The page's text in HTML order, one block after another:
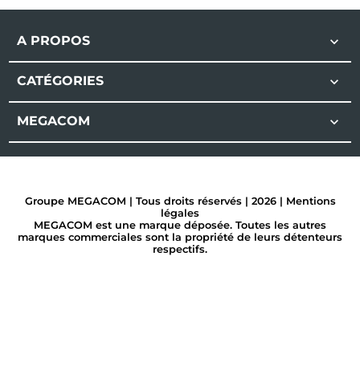
A PROPOS 
CATÉGORIES 
MEGACOM 
Groupe MEGACOM | Tous droits réservés | 2026 | Mentions
légales
MEGACOM est une marque déposée. Toutes les autres
marques commerciales sont la propriété de leurs détenteurs
respectifs.